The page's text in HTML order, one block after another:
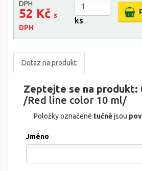
DPH
52 Kč s
DPH
ks
Dotaz na produkt
Zeptejte se na produkt:
/Red line color 10 ml/
Položky označené tučnějsou
Jméno